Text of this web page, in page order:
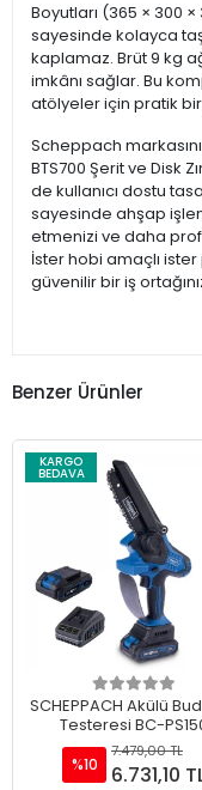
Boyutları (365 × 300 ×
sayesinde kolayca
kaplamaz. Brüt 9 kg
imkânı sağlar. Bu
atölyeler için pratik
Scheppach
BTS700 Şerit ve Disk
de kullanıcı dostu
sayesinde ahşap
etmenizi ve daha
İster hobi amaçlı
güvenilir bir iş
Benzer Ürünler
KARGO
BEDAVA
SCHEPPACH Akülü
Testeresi BC-
%10
7.479,00 TL
6.731,10